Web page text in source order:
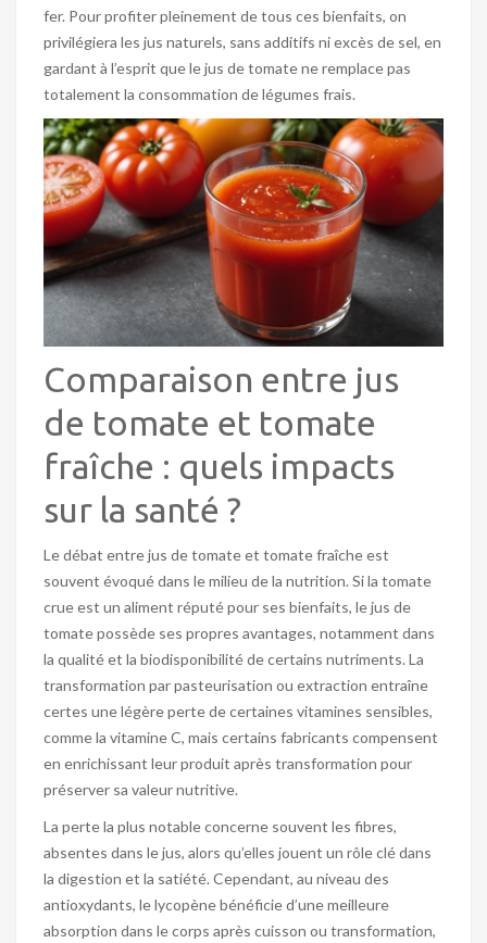
fer. Pour profiter pleinement de tous ces bienfaits, on
privilégiera les jus naturels, sans additifs ni excès de sel, en
gardant à l’esprit que le jus de tomate ne remplace pas
totalement la consommation de légumes frais.
Comparaison entre jus
de tomate et tomate
fraîche : quels impacts
sur la santé ?
Le débat entre jus de tomate et tomate fraîche est
souvent évoqué dans le milieu de la nutrition. Si la tomate
crue est un aliment réputé pour ses bienfaits, le jus de
tomate possède ses propres avantages, notamment dans
la qualité et la biodisponibilité de certains nutriments. La
transformation par pasteurisation ou extraction entraîne
certes une légère perte de certaines vitamines sensibles,
comme la vitamine C, mais certains fabricants compensent
en enrichissant leur produit après transformation pour
préserver sa valeur nutritive.
La perte la plus notable concerne souvent les fibres,
absentes dans le jus, alors qu’elles jouent un rôle clé dans
la digestion et la satiété. Cependant, au niveau des
antioxydants, le lycopène bénéficie d’une meilleure
absorption dans le corps après cuisson ou transformation,